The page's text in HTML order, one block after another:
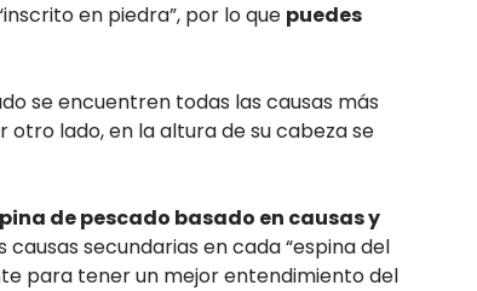
en piedra”, por lo que puedes
se encuentren todas las causas más
lado, en la altura de su cabeza se
de pescado basado en causas y
secundarias en cada “espina del
para tener un mejor entendimiento del